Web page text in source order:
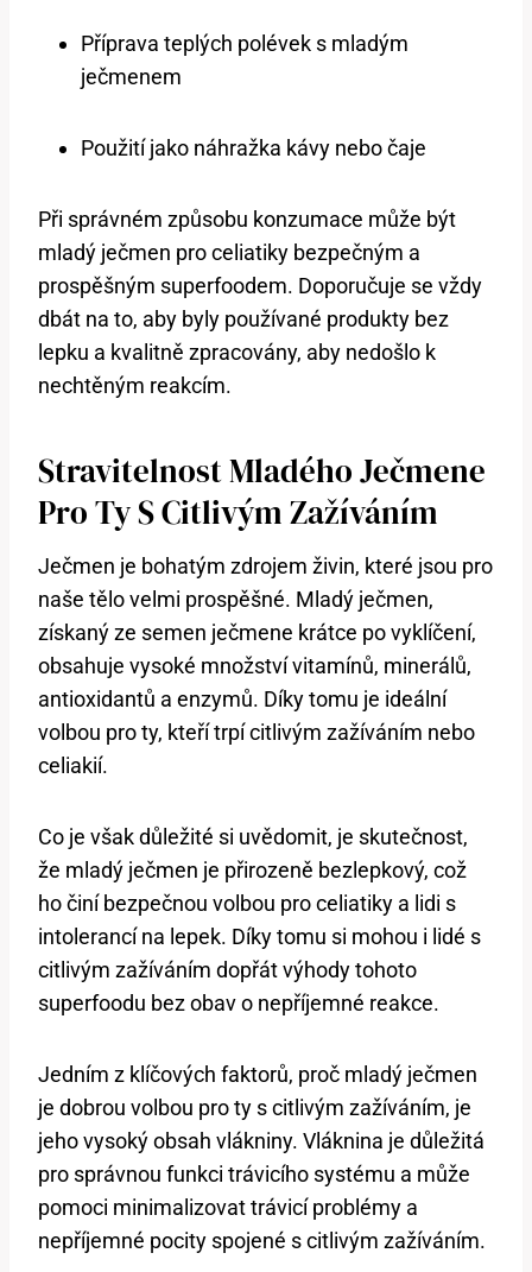
Příprava teplých polévek s mladým
ječmenem
Použití jako náhražka kávy nebo čaje
Při správném způsobu konzumace může být
mladý ječmen pro celiatiky bezpečným a
prospěšným superfoodem. Doporučuje se vždy
dbát na to, aby byly používané produkty bez
lepku a kvalitně zpracovány, aby nedošlo k
nechtěným reakcím.
Stravitelnost Mladého Ječmene
Pro Ty S Citlivým Zažíváním
Ječmen je bohatým zdrojem živin, které jsou pro
naše tělo velmi prospěšné. Mladý ječmen,
získaný ze semen ječmene krátce po vyklíčení,
obsahuje vysoké množství vitamínů, minerálů,
antioxidantů a enzymů. Díky tomu je ideální
volbou pro ty, kteří trpí citlivým zažíváním nebo
celiakií.
Co je však důležité si uvědomit, je skutečnost,
že mladý ječmen je přirozeně bezlepkový, což
ho činí bezpečnou volbou pro celiatiky a lidi s
intolerancí na lepek. Díky tomu si mohou i lidé s
citlivým zažíváním dopřát výhody tohoto
superfoodu bez obav o nepříjemné reakce.
Jedním z klíčových faktorů, proč mladý ječmen
je dobrou volbou pro ty s citlivým zažíváním, je
jeho vysoký obsah vlákniny. Vláknina je důležitá
pro správnou funkci trávicího systému a může
pomoci minimalizovat trávicí problémy a
nepříjemné pocity spojené s citlivým zažíváním.